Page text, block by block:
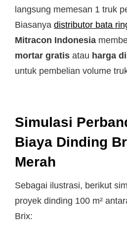
langsung memesan 1 truk
Biasanya distributor bata
Mitracon Indonesia
mortar gratis atau harga
untuk pembelian volume
Simulasi
Biaya Dinding
Merah
Sebagai ilustrasi, berikut
proyek dinding 100 m²
Brix: